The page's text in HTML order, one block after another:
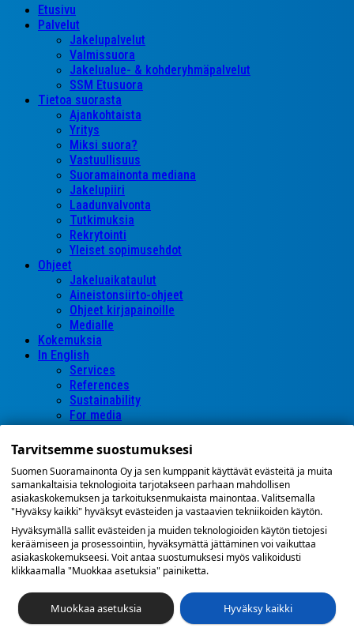
Close
Menu
Etusivu
Palvelut
Jakelupalvelut
Valmissuora
Jakelualue- & kohderyhmäpalvelut
SSM Etusuora
Tietoa suorasta
Ajankohtaista
Yritys
Miksi suora?
Vastuullisuus
Suoramainonta mediana
Jakelupiiri
Laadunvalvonta
Tutkimuksia
Rekrytointi
Yleiset sopimusehdot
Ohjeet
Jakeluaikataulut
Aineistonsiirto-ohjeet
Ohjeet kirjapainoille
Medialle
Kokemuksia
In English
Services
References
Sustainability
For media
Yhteystiedot
Myynti ja hallinto
Helsinki
Itä-Suomi
Kokkola
Länsi-Suomi
Länsi-Uusimaa
Oulu
Pohjois-Suomi
Sisä-Suomi
Uusimaa-Häme
Tarvitsemme suostumuksesi
Suomen Suoramainonta Oy ja sen kumppanit käyttävät evästeitä ja muita
samankaltaisia teknologioita tarjotakseen parhaan mahdollisen
asiakaskokemuksen ja tarkoituksenmukaista mainontaa. Valitsemalla
"Hyväksy kaikki" hyväksyt evästeiden ja vastaavien tekniikoiden käytön.
Hyväksymällä sallit evästeiden ja muiden teknologioiden käytön tietojesi
keräämiseen ja prosessointiin, hyväksymättä jättäminen voi vaikuttaa
asiakaskokemukseesi. Voit antaa suostumuksesi myös valikoidusti
klikkaamalla "Muokkaa asetuksia" painiketta.
Muokkaa asetuksia Hyväksy kaikki